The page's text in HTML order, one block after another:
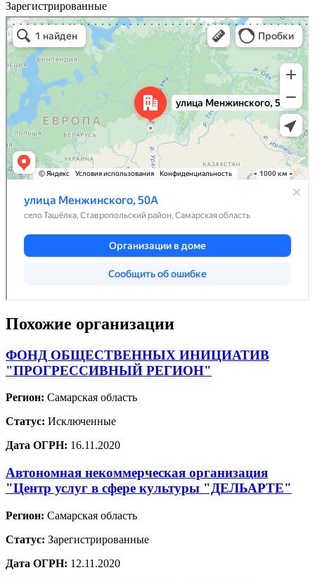
Зарегистрированные
Похожие организации
ФОНД ОБЩЕСТВЕННЫХ ИНИЦИАТИВ
"ПРОГРЕССИВНЫЙ РЕГИОН"
Регион: Самарская область
Статус: Исключенные
Дата ОГРН: 16.11.2020
Автономная некоммерческая организация
"Центр услуг в сфере культуры "ДЕЛЬАРТЕ"
Регион: Самарская область
Статус: Зарегистрированные
Дата ОГРН: 12.11.2020